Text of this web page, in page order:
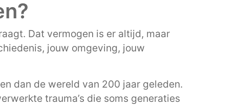
Dat vermogen is er altijd, maar
jouw omgeving, jouw
dan de wereld van 200 jaar geleden.
trauma’s die soms generaties